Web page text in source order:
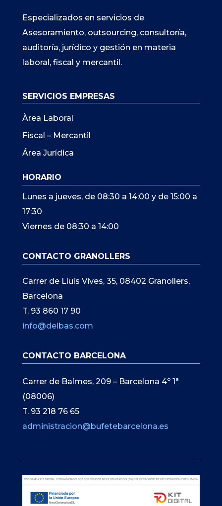
Especializados en servicios de
Asesoramiento, outsourcing, consultoría,
auditoría, jurídico y gestión en materia
laboral, fiscal y mercantil.
SERVICIOS EMPRESAS
Àrea Laboral
Fiscal – Mercantil
Área Jurídica
HORARIO
Lunes a jueves, de 08:30 a 14:00 y de 15:00 a
17:30
Viernes de 08:30 a 14:00
CONTACTO GRANOLLERS
Carrer de Lluís Vives, 35, 08402 Granollers,
Barcelona
T. 93 860 17 90
info@delbas.com
CONTACTO BARCELONA
Carrer de Balmes, 209 – Barcelona 4º 1ª
(08006)
T. 93 218 76 65
administracion@bufetebarcelona.es